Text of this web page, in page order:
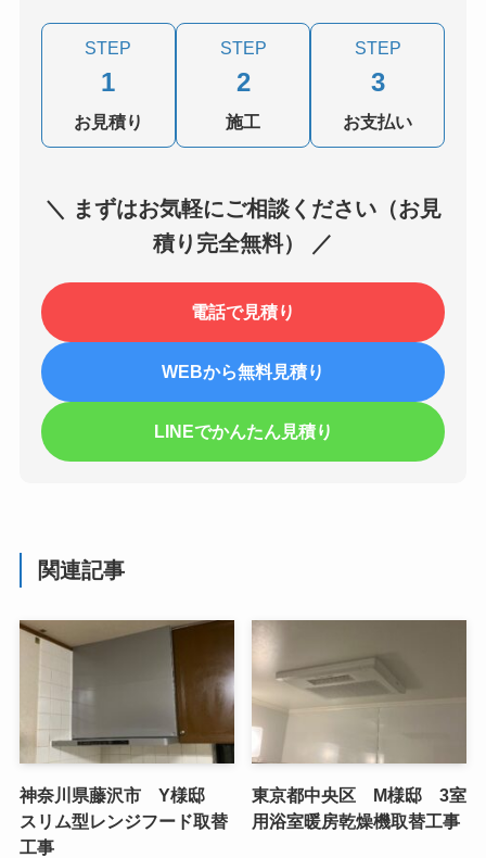
STEP
1
お見積り
STEP
2
施工
STEP
3
お支払い
＼ まずはお気軽にご相談ください（お見
積り完全無料） ／
電話で見積り
WEBから無料見積り
LINEでかんたん見積り
関連記事
神奈川県藤沢市 Y様邸
スリム型レンジフード取替
工事
東京都中央区 M様邸 3室
用浴室暖房乾燥機取替工事